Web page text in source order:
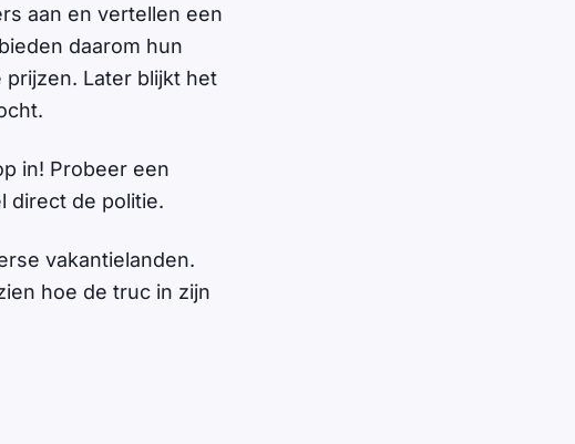
aan en vertellen een
daarom hun
Later blijkt het
in! Probeer een
direct de politie.
vakantielanden.
hoe de truc in zijn